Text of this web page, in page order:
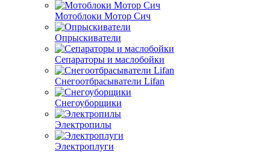
Мотоблоки Мотор Сич
Опрыскиватели
Сепараторы и маслобойки
Снегоотбрасыватели Lifan
Снегоуборщики
Электропилы
Электроплуги